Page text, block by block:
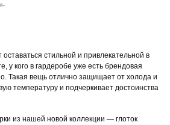
стильной и привлекательной в
у кого в гардеробе уже есть брендовая
Такая вещь отлично защищает от холода и
температуру и подчеркивает достоинства
из нашей новой коллекции — глоток